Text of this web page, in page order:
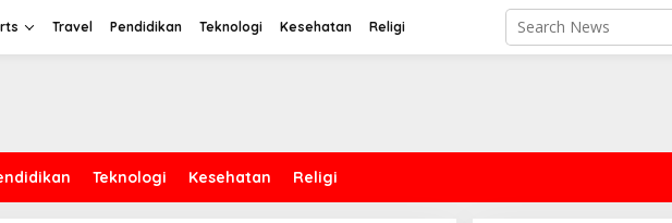
Travel Pendidikan Teknologi Kesehatan Religi
Teknologi Kesehatan Religi